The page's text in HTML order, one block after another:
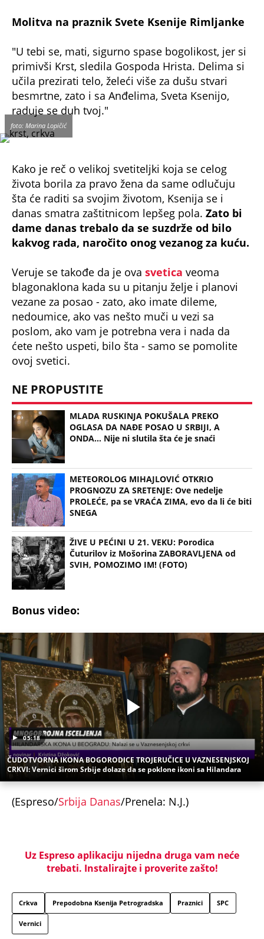
Molitva na praznik Svete Ksenije Rimljanke
"U tebi se, mati, sigurno spase bogolikost, jer si
primivši Krst, sledila Gospoda Hrista. Delima si
učila prezirati telo, želeći više za dušu stvari
besmrtne, zato i sa Anđelima, Sveta Ksenijo,
raduje se duh tvoj."
foto: Marina Lopičić
Kako je reč o velikoj svetiteljki koja se celog
života borila za pravo žena da same odlučuju
šta će raditi sa svojim životom, Ksenija se i
danas smatra zaštitnicom lepšeg pola. Zato bi
dame danas trebalo da se suzdrže od bilo
kakvog rada, naročito onog vezanog za kuću.
Veruje se takođe da je ova svetica veoma
blagonaklona kada su u pitanju želje i planovi
vezane za posao - zato, ako imate dileme,
nedoumice, ako vas nešto muči u vezi sa
poslom, ako vam je potrebna vera i nada da
ćete nešto uspeti, bilo šta - samo se pomolite
ovoj svetici.
NE PROPUSTITE
MLADA RUSKINJA POKUŠALA PREKO
OGLASA DA NAĐE POSAO U SRBIJI, A
ONDA... Nije ni slutila šta će je snaći
METEOROLOG MIHAJLOVIĆ OTKRIO
PROGNOZU ZA SRETENJE: Ove nedelje
PROLEĆE, pa se VRAĆA ZIMA, evo da li će biti
SNEGA
ŽIVE U PEĆINI U 21. VEKU: Porodica
Čuturilov iz Mošorina ZABORAVLJENA od
SVIH, POMOZIMO IM! (FOTO)
Bonus video:
05:18
ČUDOTVORNA IKONA BOGORODICE TROJERUČICE U VAZNESENJSKOJ
CRKVI: Vernici širom Srbije dolaze da se poklone ikoni sa Hilandara
(Espreso/Srbija Danas/Prenela: N.J.)
Uz Espreso aplikaciju nijedna druga vam neće
trebati. Instalirajte i proverite zašto!
Crkva Prepodobna Ksenija Petrogradska Praznici SPC
Vernici